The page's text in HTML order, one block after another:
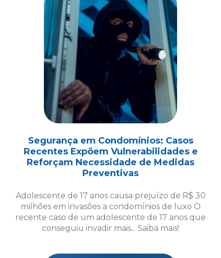
Segurança em Condomínios: Casos
Recentes Expõem Vulnerabilidades e
Reforçam Necessidade de Medidas
Preventivas
Adolescente de 17 anos causa prejuízo de R$ 30
recente caso de um adolescente de 17 anos que
conseguiu invadir mais... Saiba mais!